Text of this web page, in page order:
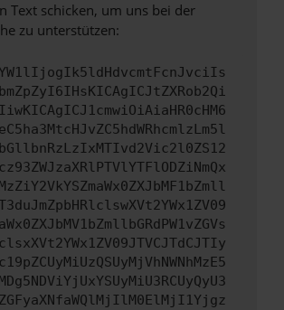
Text schicken, um uns bei der
zu unterstützen: